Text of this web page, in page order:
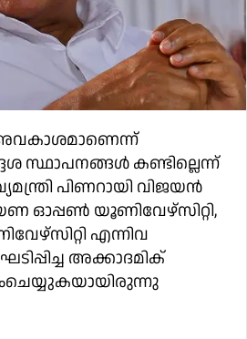
സ്ഥാപനങ്ങൾ കണ്ടില്ലെന്ന്‌
പിണറായി വിജയൻ
ഓപ്പൺ യൂണിവേഴ്‌സിറ്റി,
എന്നിവ
അക്കാദമിക്‌